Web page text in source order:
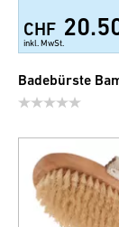
CHF
inkl. MwSt.
Badebürste